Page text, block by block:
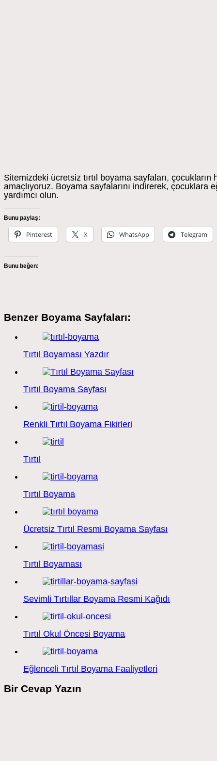
Sitemizdeki ücretsiz tırtıl boyama sayfaları,
amaçlıyoruz. Boyama sayfalarını indirerek, çocuklara
yardımcı olun.
Bunu paylaş:
Pinterest X WhatsApp Telegram
Bunu beğen:
Benzer Boyama Sayfaları:
Tırtıl Boyaması Yazdır
Tırtıl Boyama Sayfası
Renkli Tırtıl Boyama Fikirleri
Tırtıl
Tırtıl Boyama
Ücretsiz Tırtıl Resmi Boyama Sayfası
Tırtıl Boyaması
Sevimli Tırtıllar Boyama Resmi Kağıdı
Tırtıl Okul Öncesi Boyama
Eğlenceli Tırtıl Boyama Faaliyetleri
Bir Cevap Yazın